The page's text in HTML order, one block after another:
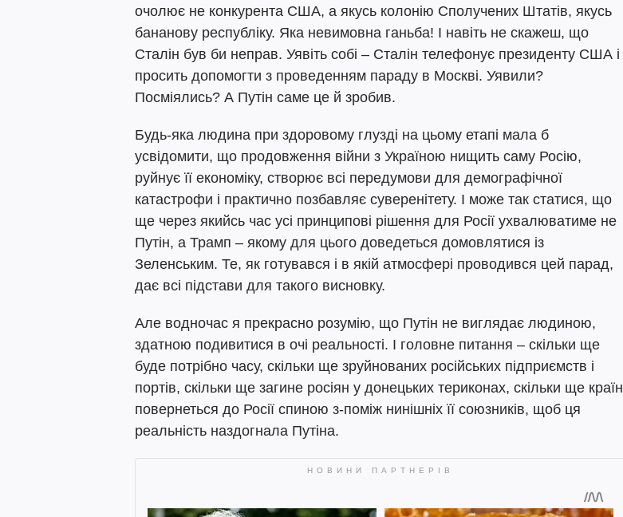
очолює не конкурента США, а якусь колонію Сполучених Штатів, якусь
бананову республіку. Яка невимовна ганьба! І навіть не скажеш, що
Сталін був би неправ. Уявіть собі – Сталін телефонує президенту США і
просить допомогти з проведенням параду в Москві. Уявили?
Посміялись? А Путін саме це й зробив.
Будь-яка людина при здоровому глузді на цьому етапі мала б
усвідомити, що продовження війни з Україною нищить саму Росію,
руйнує її економіку, створює всі передумови для демографічної
катастрофи і практично позбавляє суверенітету. І може так статися, що
ще через якийсь час усі принципові рішення для Росії ухвалюватиме не
Путін, а Трамп – якому для цього доведеться домовлятися із
Зеленським. Те, як готувався і в якій атмосфері проводився цей парад,
дає всі підстави для такого висновку.
Але водночас я прекрасно розумію, що Путін не виглядає людиною,
здатною подивитися в очі реальності. І головне питання – скільки ще
буде потрібно часу, скільки ще зруйнованих російських підприємств і
портів, скільки ще загине росіян у донецьких териконах, скільки ще країн
повернеться до Росії спиною з-поміж нинішніх її союзників, щоб ця
реальність наздогнала Путіна.